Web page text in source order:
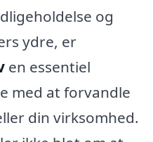
og
ydre, er
en essentiel
med at forvandle
din virksomhed.